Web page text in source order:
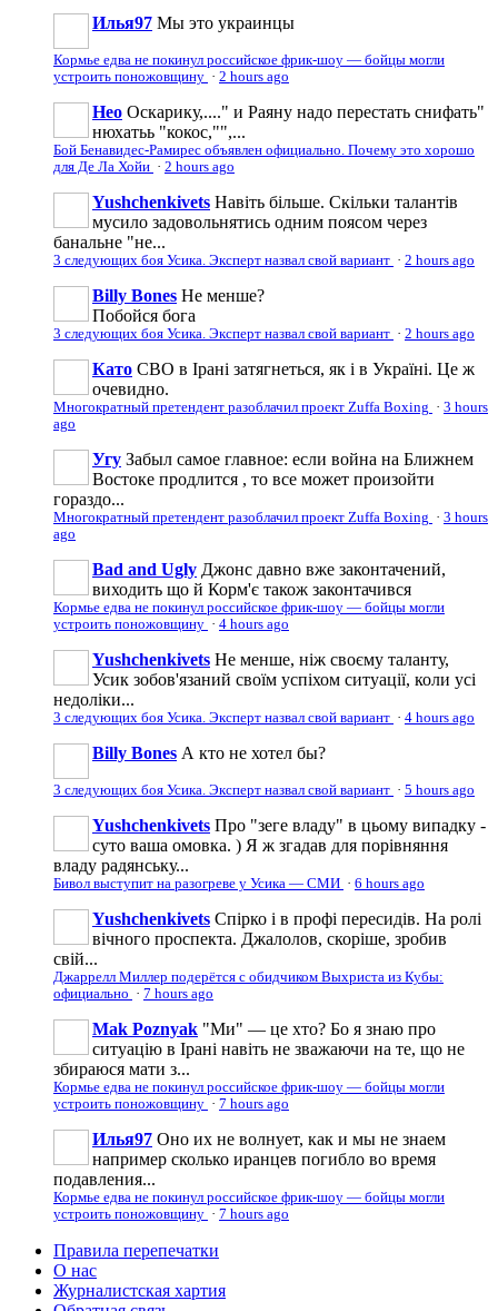
Илья97 Мы это украинцы
Кормье едва не покинул российское фрик-шоу — бойцы могли
устроить поножовщину · 2 hours ago
Нео Оскарику,...." и Раяну надо перестать снифать"
нюхатьь "кокос,"",...
Бой Бенавидес-Рамирес объявлен официально. Почему это хорошо
для Де Ла Хойи · 2 hours ago
Yushchenkivets Навіть більше. Скільки талантів
мусило задовольнятись одним поясом через
банальне "не...
3 следующих боя Усика. Эксперт назвал свой вариант · 2 hours ago
Billy Bones Не менше?
Побойся бога
3 следующих боя Усика. Эксперт назвал свой вариант · 2 hours ago
Като СВО в Ірані затягнеться, як і в Україні. Це ж
очевидно.
Многократный претендент разоблачил проект Zuffa Boxing · 3 hours
ago
Угу Забыл самое главное: если война на Ближнем
Востоке продлится , то все может произойти
гораздо...
Многократный претендент разоблачил проект Zuffa Boxing · 3 hours
ago
Bad and Ugly Джонс давно вже законтачений,
виходить що й Корм'є також законтачився
Кормье едва не покинул российское фрик-шоу — бойцы могли
устроить поножовщину · 4 hours ago
Yushchenkivets Не менше, ніж своєму таланту,
Усик зобов'язаний своїм успіхом ситуації, коли усі
недоліки...
3 следующих боя Усика. Эксперт назвал свой вариант · 4 hours ago
Billy Bones А кто не хотел бы?
3 следующих боя Усика. Эксперт назвал свой вариант · 5 hours ago
Yushchenkivets Про "зеге владу" в цьому випадку -
суто ваша омовка. ) Я ж згадав для порівняння
владу радянську...
Бивол выступит на разогреве у Усика — СМИ · 6 hours ago
Yushchenkivets Спірко і в профі пересидів. На ролі
вічного проспекта. Джалолов, скоріше, зробив
свій...
Джаррелл Миллер подерётся с обидчиком Выхриста из Кубы:
официально · 7 hours ago
Mak Poznyak "Ми" — це хто? Бо я знаю про
ситуацію в Ірані навіть не зважаючи на те, що не
збираюся мати з...
Кормье едва не покинул российское фрик-шоу — бойцы могли
устроить поножовщину · 7 hours ago
Илья97 Оно их не волнует, как и мы не знаем
например сколько иранцев погибло во время
подавления...
Кормье едва не покинул российское фрик-шоу — бойцы могли
устроить поножовщину · 7 hours ago
Правила перепечатки
О нас
Журналистская хартия